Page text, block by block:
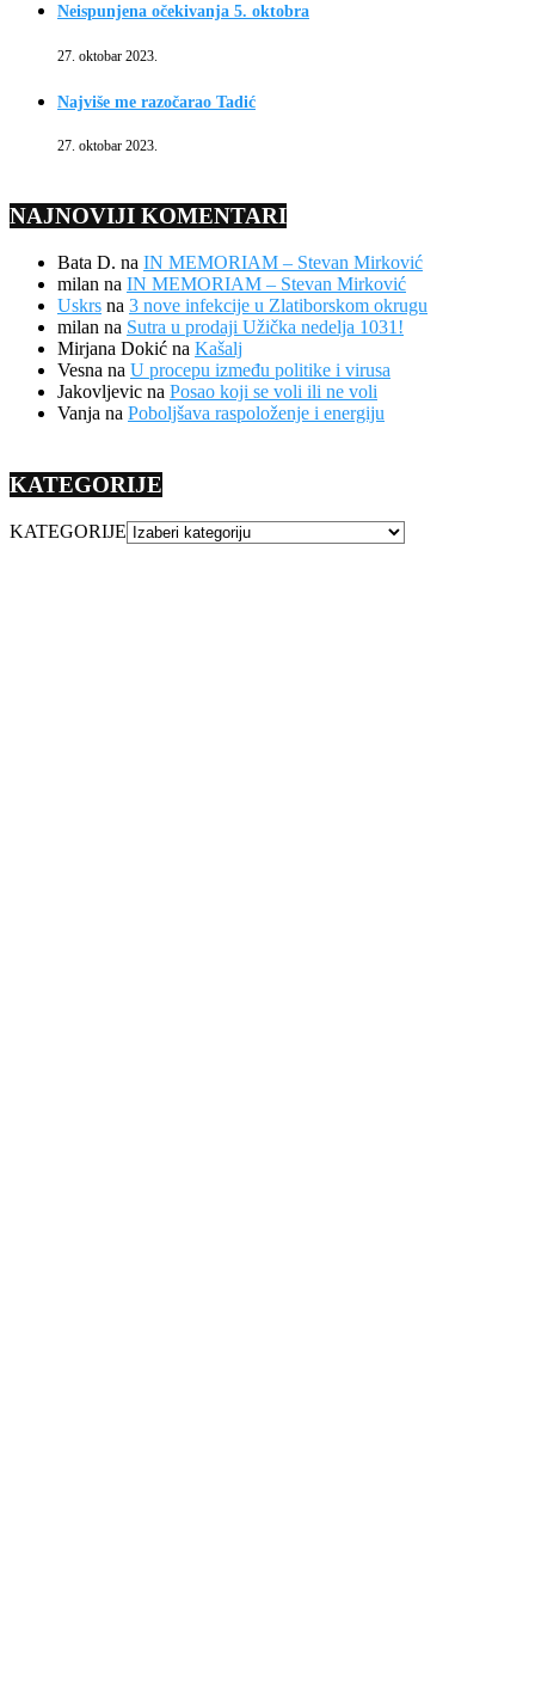
Neispunjena očekivanja 5. oktobra
27. oktobar 2023.
Najviše me razočarao Tadić
27. oktobar 2023.
NAJNOVIJI KOMENTARI
Bata D. na IN MEMORIAM – Stevan Mirković
milan na IN MEMORIAM – Stevan Mirković
Uskrs na 3 nove infekcije u Zlatiborskom okrugu
milan na Sutra u prodaji Užička nedelja 1031!
Mirjana Dokić na Kašalj
Vesna na U procepu između politike i virusa
Jakovljevic na Posao koji se voli ili ne voli
Vanja na Poboljšava raspoloženje i energiju
KATEGORIJE
KATEGORIJE